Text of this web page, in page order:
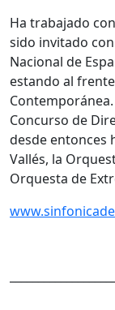
Ha trabajado
sido invitado
Nacional de
estando al
Concurso de
desde entonces
Vallés, la
Orquesta de